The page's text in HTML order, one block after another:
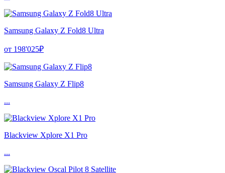
Samsung Galaxy Z Fold8 Ultra
от 198'025₽
Samsung Galaxy Z Flip8
...
Blackview Xplore X1 Pro
...